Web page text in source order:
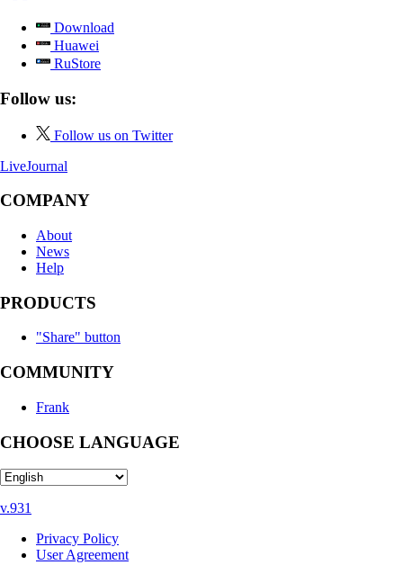
Download
Huawei
RuStore
Follow us:
Follow us on Twitter
LiveJournal
COMPANY
About
News
Help
PRODUCTS
"Share" button
COMMUNITY
Frank
CHOOSE LANGUAGE
v.931
Privacy Policy
User Agreement